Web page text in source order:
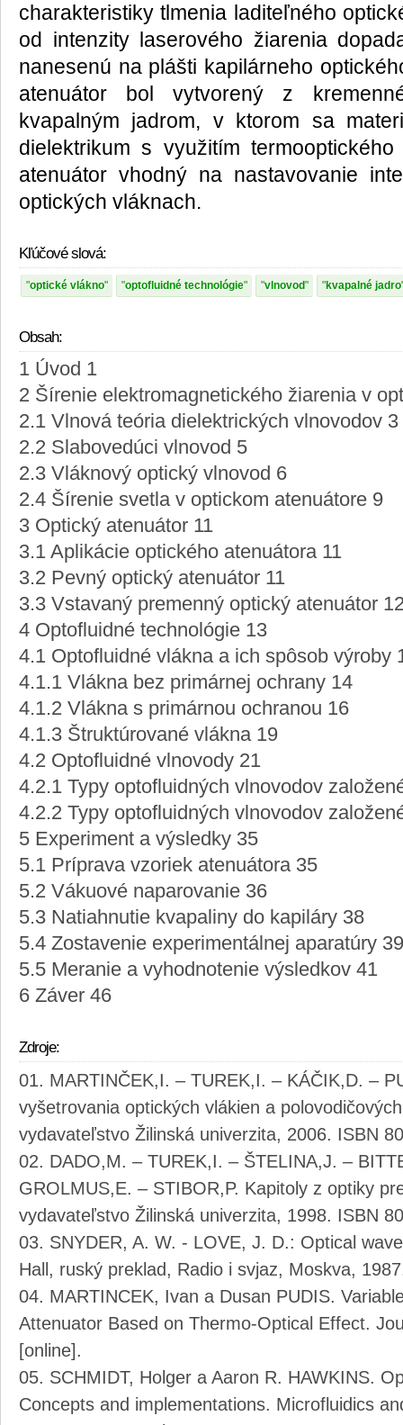
charakteristiky tlmenia laditeľného
od intenzity laserového žiarenia
nanesenú na plášti kapilárneho
atenuátor bol vytvorený z
kvapalným jadrom, v ktorom sa
dielektrikum s využitím
atenuátor vhodný na nastavovanie
optických vláknach.
Kľúčové slová:
optické vlákno optofluidné technológie vlnovod kvapalné jadro
Obsah:
1 Úvod 1
2 Šírenie elektromagnetického žiarenia v
2.1 Vlnová teória dielektrických vlnovodov 3
2.2 Slabovedúci vlnovod 5
2.3 Vláknový optický vlnovod 6
2.4 Šírenie svetla v optickom atenuátore 9
3 Optický atenuátor 11
3.1 Aplikácie optického atenuátora 11
3.2 Pevný optický atenuátor 11
3.3 Vstavaný premenný optický atenuátor
4 Optofluidné technológie 13
4.1 Optofluidné vlákna a ich spôsob výroby
4.1.1 Vlákna bez primárnej ochrany 14
4.1.2 Vlákna s primárnou ochranou 16
4.1.3 Štruktúrované vlákna 19
4.2 Optofluidné vlnovody 21
4.2.1 Typy optofluidných vlnovodov
4.2.2 Typy optofluidných vlnovodov
5 Experiment a výsledky 35
5.1 Príprava vzoriek atenuátora 35
5.2 Vákuové naparovanie 36
5.3 Natiahnutie kvapaliny do kapiláry 38
5.4 Zostavenie experimentálnej aparatúry 39
5.5 Meranie a vyhodnotenie výsledkov 41
6 Záver 46
Zdroje:
MARTINČEK,I. – TUREK,I. – KÁČIK,D. –
vyšetrovania optických vlákien a
vydavateľstvo Žilinská univerzita, 2006. ISBN
DADO,M. – TUREK,I. – ŠTELINA,J. –
GROLMUS,E. – STIBOR,P. Kapitoly z optiky
vydavateľstvo Žilinská univerzita, 1998. ISBN
SNYDER, A. W. - LOVE, J. D.: Optical
Hall, ruský preklad, Radio i svjaz, Moskva,
MARTINCEK, Ivan a Dusan PUDIS.
Attenuator Based on Thermo-Optical Effect.
[online].
SCHMIDT, Holger a Aaron R. HAWKINS.
Concepts and implementations. Microfluidics